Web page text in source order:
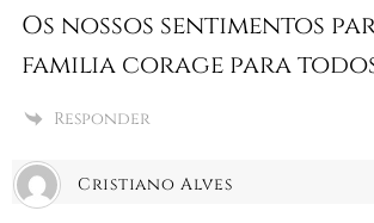
Os nossos sentimentos
familia corage para
Responder
Cristiano Alves